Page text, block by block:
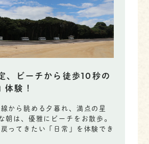
、ビーチから徒歩10秒の
体験！
から眺める夕暮れ、満点の星
朝は、優雅にビーチをお散歩。
戻ってきたい「日常」を体験でき